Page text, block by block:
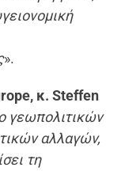
».
κ. Steffen
γεωπολιτικών
αλλαγών,
τη